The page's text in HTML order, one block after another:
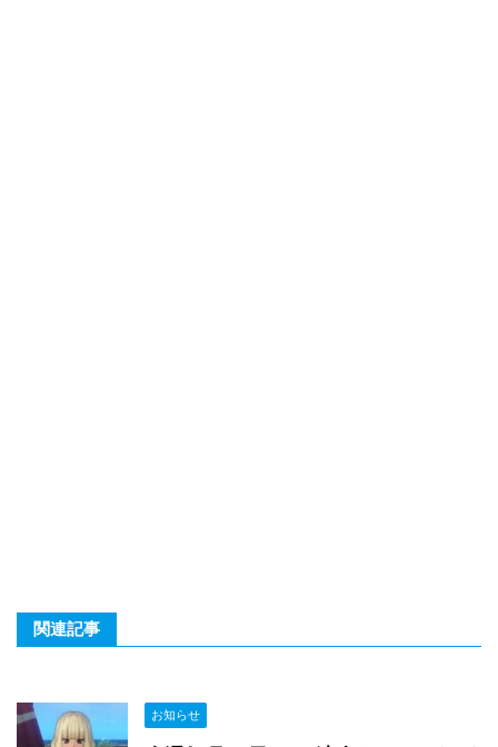
関連記事
お知らせ